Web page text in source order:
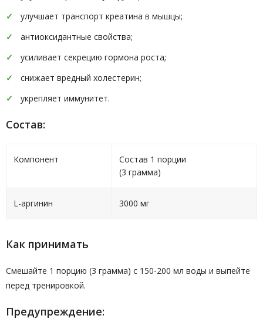
улучшает транспорт креатина в мышцы;
антиоксидантные свойства;
усиливает секрецию гормона роста;
снижает вредный холестерин;
укрепляет иммунитет.
Состав:
Компонент
Состав 1 порции
(3 грамма)
L-аргинин 3000 мг
Как принимать
Смешайте 1 порцию (3 грамма) с 150-200 мл воды и выпейте
перед тренировкой.
Предупреждение: